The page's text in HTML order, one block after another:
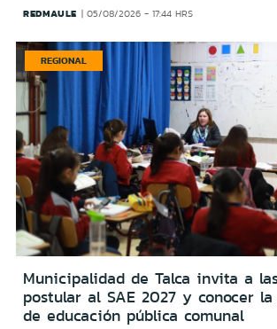
REDMAULE 05/08/2026 - 17:44 HRS
REGIONAL
Municipalidad de Talca invita a
postular al SAE 2027 y conocer
de educación pública comunal